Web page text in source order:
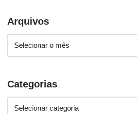
Arquivos
Categorias